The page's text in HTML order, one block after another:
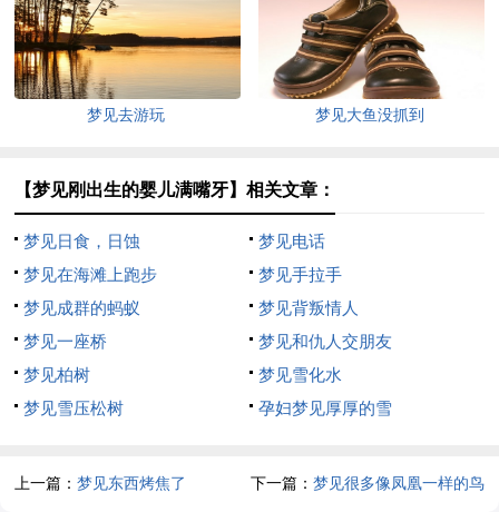
梦见去游玩 梦见大鱼没抓到
【梦见刚出生的婴儿满嘴牙】相关文章：
梦见日食，日蚀
梦见电话
梦见在海滩上跑步
梦见手拉手
梦见成群的蚂蚁
梦见背叛情人
梦见一座桥
梦见和仇人交朋友
梦见柏树
梦见雪化水
梦见雪压松树
孕妇梦见厚厚的雪
上一篇：梦见东西烤焦了 下一篇： 梦见很多像凤凰一样的鸟